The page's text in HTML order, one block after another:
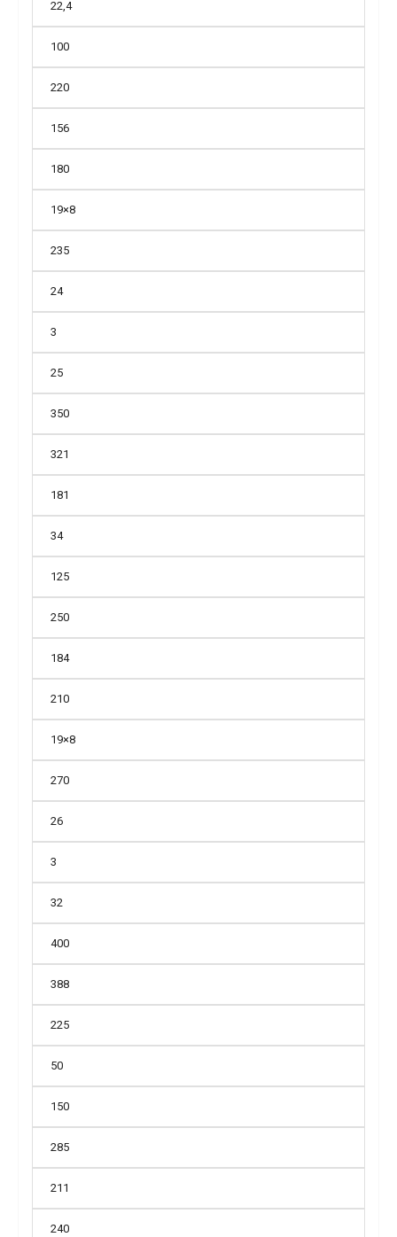
22,4
100
220
156
180
19×8
235
24
3
25
350
321
181
34
125
250
184
210
19×8
270
26
3
32
400
388
225
50
150
285
211
240